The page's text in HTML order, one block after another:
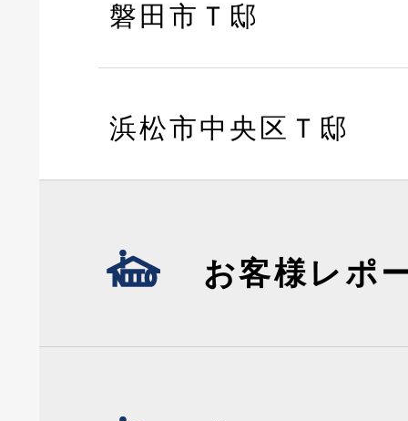
磐田市Ｔ邸
浜松市中央区Ｔ邸
お客様レポ